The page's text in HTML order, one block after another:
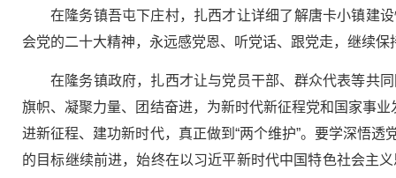
在隆务镇吾屯下庄村，扎西才让详细了解唐卡小镇建
会党的二十大精神，永远感党恩、听党话、跟党走，继续
在隆务镇政府，扎西才让与党员干部、群众代表等共
旗帜、凝聚力量、团结奋进，为新时代新征程党和国家事
进新征程、建功新时代，真正做到“两个维护”。要学深悟
的目标继续前进，始终在以习近平新时代中国特色社会主